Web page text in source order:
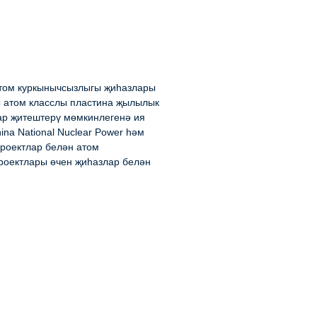
куркынычсызлыгы җиһазлары
атом класслы пластина җылылык
җитештерү мөмкинлегенә ия
National Nuclear Power һәм
белән атом
өчен җиһазлар белән